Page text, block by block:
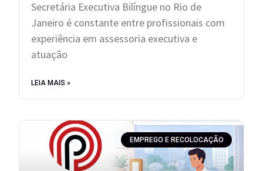
Secretária Executiva Bilíngue no Rio de
Janeiro é constante entre profissionais com
experiência em assessoria executiva e
atuação
LEIA MAIS »
EMPREGO E RECOLOCAÇÃO